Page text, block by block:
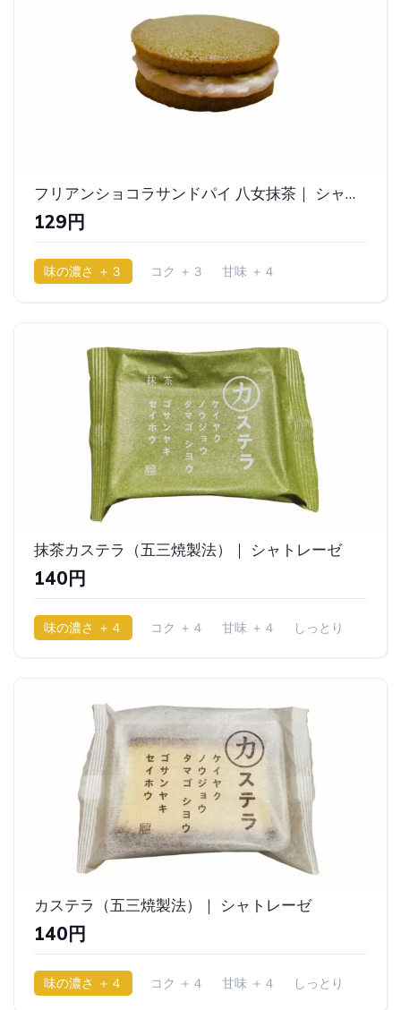
フリアンショコラサンドパイ 八女抹茶｜ シャトレーゼ
129円
味の濃さ ＋３ コク ＋３
甘味 ＋４
抹茶カステラ（五三焼製法）｜ シャトレーゼ
140円
味の濃さ ＋４ コク ＋４ 甘味 ＋４ しっとり
カステラ（五三焼製法）｜ シャトレーゼ
140円
味の濃さ ＋４ コク ＋４ 甘味 ＋４ しっとり